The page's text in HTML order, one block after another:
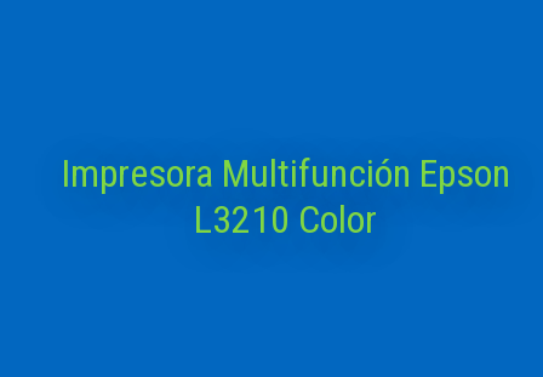
Impresora Multifunción Epson
L3210 Color